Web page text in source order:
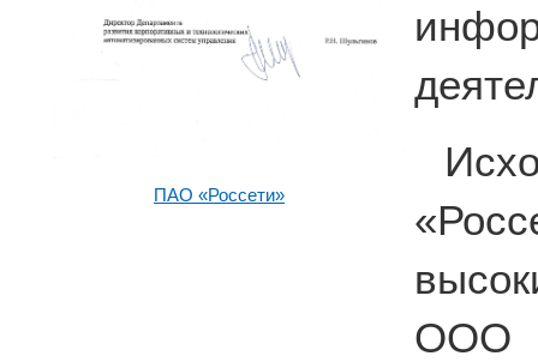
ПАО «Россети»
ООО